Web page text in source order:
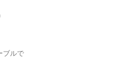
ブルで